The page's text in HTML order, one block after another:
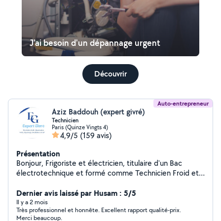
J'ai besoin d'un dépannage urgent
Découvrir
Auto-entrepreneur
Aziz Baddouh (expert givré)
Technicien
Paris (Quinze Vingts 4)
4,9/5 (159 avis)
Présentation
Bonjour, Frigoriste et électricien, titulaire d'un Bac
électrotechnique et formé comme Technicien Froid et
service pour vos besoins en froid, climatisation et
électricité. J'interviens pour le dépannage, l'installation,
l'entretien, la maintenance et la recherche de panne,
Dernier avis laissé par Husam : 5/5
Il y a 2 mois
Très professionnel et honnête. Excellent rapport qualité-prix.
Merci beaucoup.